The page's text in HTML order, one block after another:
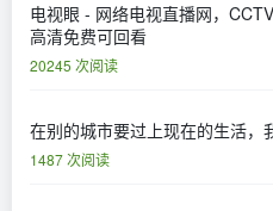
电视眼 - 网络电视直播网，
高清免费可回看
20245 次阅读
在别的城市要过上现在的生活，
1487 次阅读